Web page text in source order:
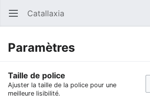
Ouvrir le menu principal Catallaxia
Paramètres
Taille de police
Ajuster la taille de la police pour une
meilleure lisibilité.